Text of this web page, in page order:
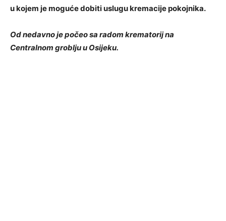
u kojem je moguće dobiti uslugu kremacije pokojnika.
Od nedavno je počeo sa radom krematorij na
Centralnom groblju u Osijeku.